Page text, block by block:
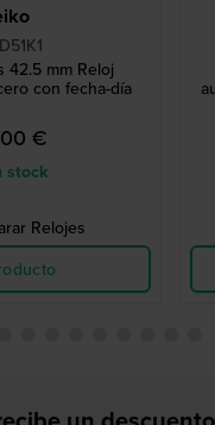
42.5 mm Reloj
con fecha-día
€
stock
Relojes